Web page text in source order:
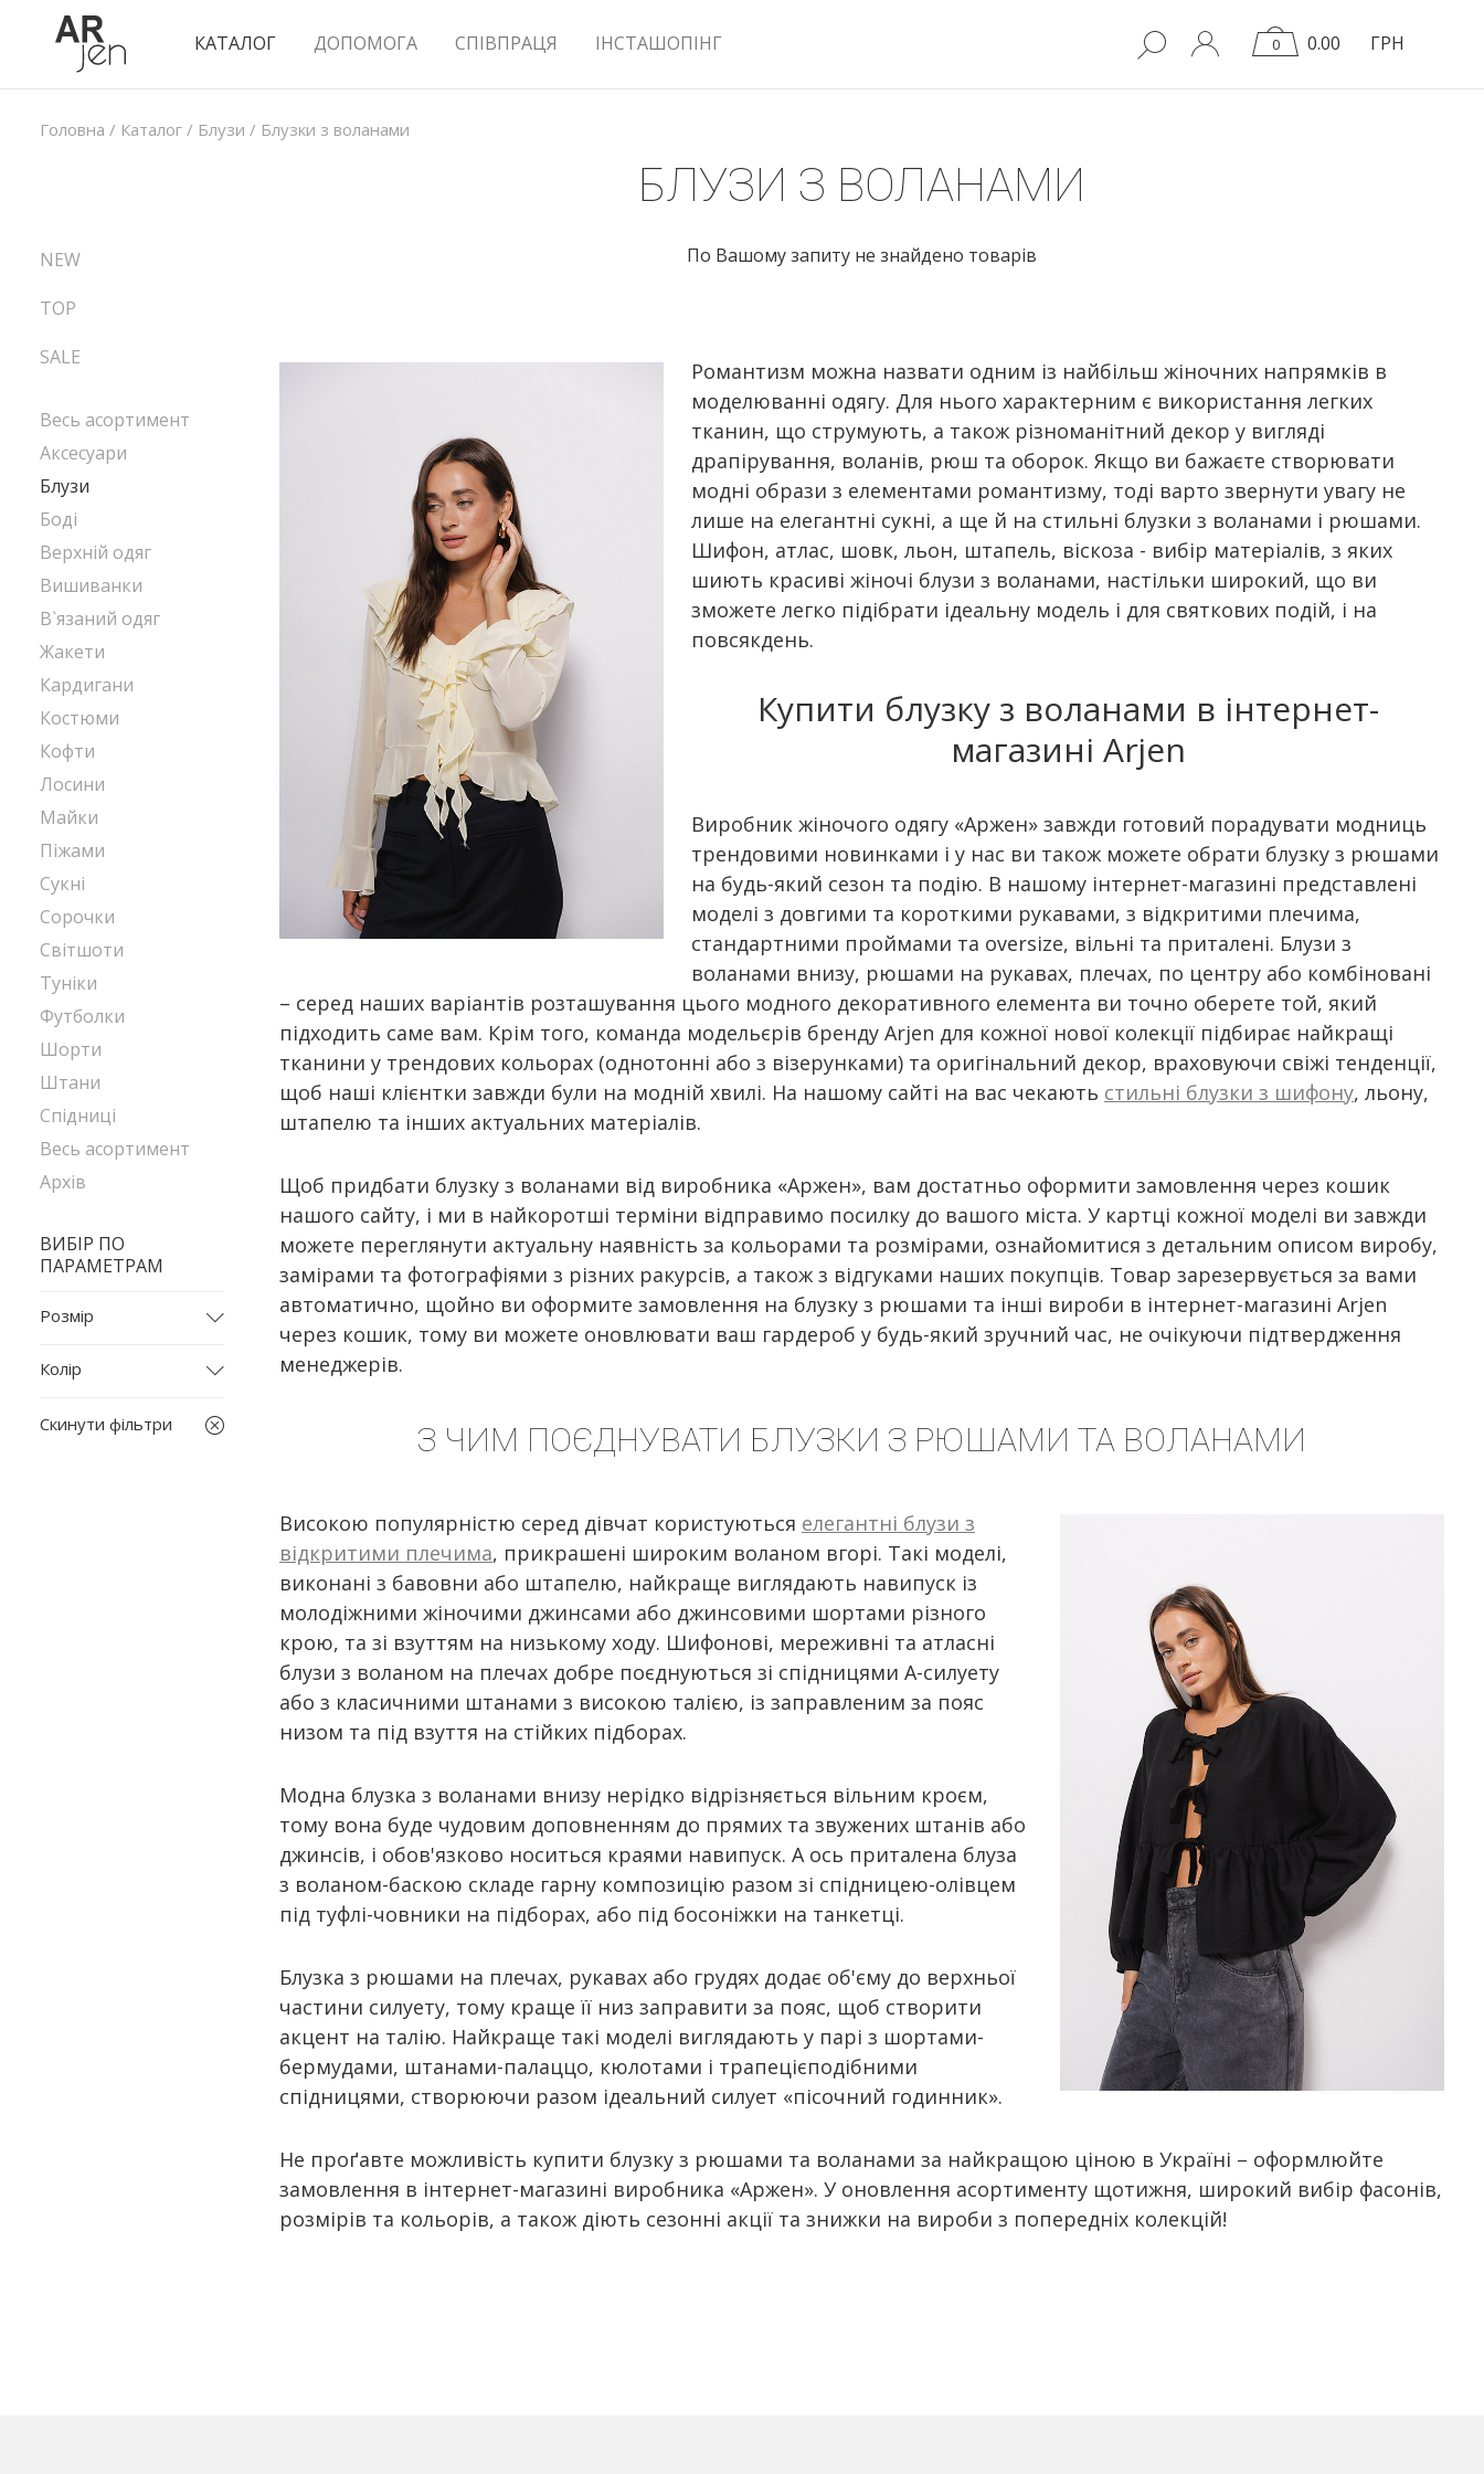
КАТАЛОГ ДОПОМОГА СПІВПРАЦЯ ІНСТАШОПІНГ 0 0.00 ГРН
Головна / Каталог / Блузи / Блузки з воланами
БЛУЗИ З ВОЛАНАМИ
Романтизм можна назвати одним із найбільш жіночних напрямків в
моделюванні одягу. Для нього характерним є використання легких
тканин, що струмують, а також різноманітний декор у вигляді
драпірування, воланів, рюш та оборок. Якщо ви бажаєте створювати
модні образи з елементами романтизму, тоді варто звернути увагу не
лише на елегантні сукні, а ще й на стильні блузки з воланами і рюшами.
Шифон, атлас, шовк, льон, штапель, віскоза - вибір матеріалів, з яких
шиють красиві жіночі блузи з воланами, настільки широкий, що ви
зможете легко підібрати ідеальну модель і для святкових подій, і на
повсякдень.
Купити блузку з воланами в інтернет-
магазині Arjen
Виробник жіночого одягу «Аржен» завжди готовий порадувати модниць
трендовими новинками і у нас ви також можете обрати блузку з рюшами
на будь-який сезон та подію. В нашому інтернет-магазині представлені
моделі з довгими та короткими рукавами, з відкритими плечима,
стандартними проймами та oversize, вільні та приталені. Блузи з
воланами внизу, рюшами на рукавах, плечах, по центру або комбіновані
– серед наших варіантів розташування цього модного декоративного елемента ви точно оберете той, який
підходить саме вам. Крім того, команда модельєрів бренду Arjen для кожної нової колекції підбирає найкращі
тканини у трендових кольорах (однотонні або з візерунками) та оригінальний декор, враховуючи свіжі тенденції,
щоб наші клієнтки завжди були на модній хвилі. На нашому сайті на вас чекають стильні блузки з шифону, льону,
штапелю та інших актуальних матеріалів.
Щоб придбати блузку з воланами від виробника «Аржен», вам достатньо оформити замовлення через кошик
нашого сайту, і ми в найкоротші терміни відправимо посилку до вашого міста. У картці кожної моделі ви завжди
можете переглянути актуальну наявність за кольорами та розмірами, ознайомитися з детальним описом виробу,
замірами та фотографіями з різних ракурсів, а також з відгуками наших покупців. Товар зарезервується за вами
автоматично, щойно ви оформите замовлення на блузку з рюшами та інші вироби в інтернет-магазині Arjen
через кошик, тому ви можете оновлювати ваш гардероб у будь-який зручний час, не очікуючи підтвердження
менеджерів.
З ЧИМ ПОЄДНУВАТИ БЛУЗКИ З РЮШАМИ ТА ВОЛАНАМИ
Високою популярністю серед дівчат користуються елегантні блузи з
відкритими плечима, прикрашені широким воланом вгорі. Такі моделі,
виконані з бавовни або штапелю, найкраще виглядають навипуск із
молодіжними жіночими джинсами або джинсовими шортами різного
крою, та зі взуттям на низькому ходу. Шифонові, мереживні та атласні
блузи з воланом на плечах добре поєднуються зі спідницями А-силуету
або з класичними штанами з високою талією, із заправленим за пояс
низом та під взуття на стійких підборах.
Модна блузка з воланами внизу нерідко відрізняється вільним кроєм,
тому вона буде чудовим доповненням до прямих та звужених штанів або
джинсів, і обов'язково носиться краями навипуск. А ось приталена блуза
з воланом-баскою складе гарну композицію разом зі спідницею-олівцем
під туфлі-човники на підборах, або під босоніжки на танкетці.
Блузка з рюшами на плечах, рукавах або грудях додає об'єму до верхньої
частини силуету, тому краще її низ заправити за пояс, щоб створити
акцент на талію. Найкраще такі моделі виглядають у парі з шортами-
бермудами, штанами-палаццо, кюлотами і трапецієподібними
спідницями, створюючи разом ідеальний силует «пісочний годинник».
Не проґавте можливість купити блузку з рюшами та воланами за найкращою ціною в Україні – оформлюйте
замовлення в інтернет-магазині виробника «Аржен». У оновлення асортименту щотижня, широкий вибір фасонів,
розмірів та кольорів, а також діють сезонні акції та знижки на вироби з попередніх колекцій!
По Вашому запиту не знайдено товарів
NEW
TOP
SALE
Весь асортимент
Аксесуари
Блузи
Боді
Верхній одяг
Вишиванки
В`язаний одяг
Жакети
Кардигани
Костюми
Кофти
Лосини
Майки
Піжами
Сукні
Сорочки
Світшоти
Туніки
Футболки
Шорти
Штани
Спідниці
Весь асортимент
Архів
ВИБІР ПО
ПАРАМЕТРАМ
Розмір
L-XL
M
Колір
білий
Скинути фільтри